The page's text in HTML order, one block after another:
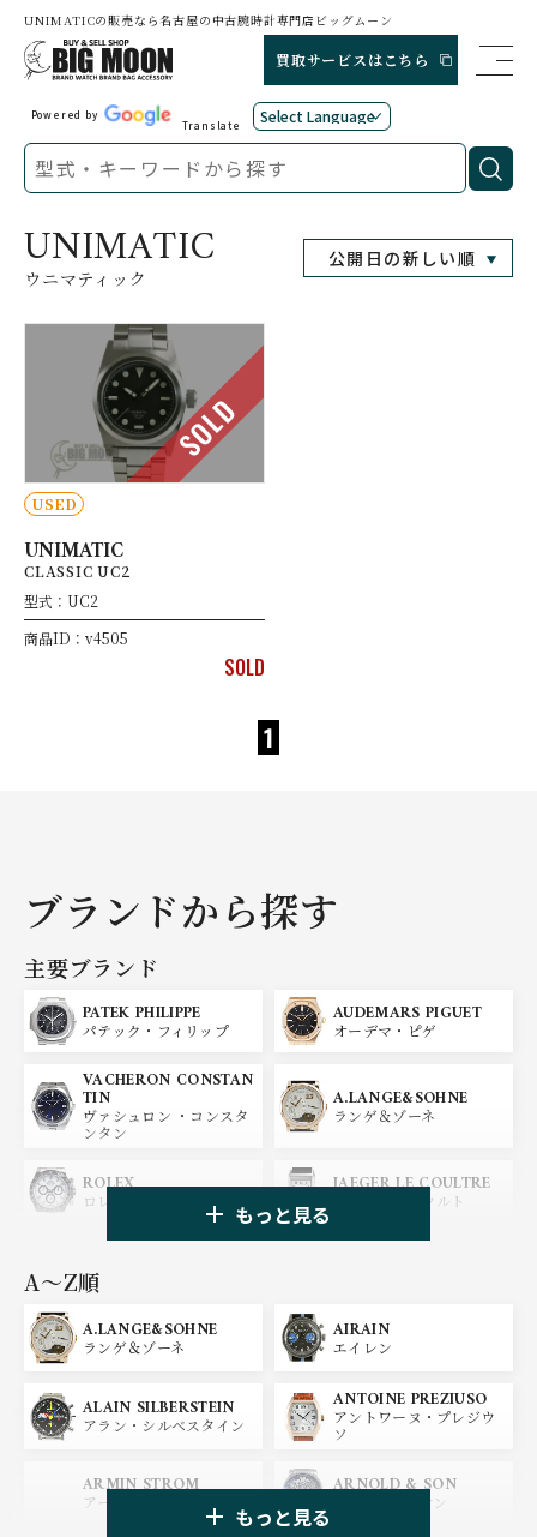
UNIMATICの販売なら名古屋の中古腕時計専門店ビッグムーン
買取サービスはこちら
Powered by
Translate
UNIMATIC
ウニマティック
SOLD
USED
UNIMATIC
CLASSIC UC2
型式：UC2
商品ID：v4505
SOLD
1
ブランドから探す
主要ブランド
PATEK PHILIPPE
パテック・フィリップ
AUDEMARS PIGUET
オーデマ・ピゲ
VACHERON CONSTAN
TIN
ヴァシュロン ・コンスタ
ンタン
A.LANGE&SOHNE
ランゲ＆ゾーネ
ROLEX
ロレックス
JAEGER LE COULTRE
ジャガー・ルクルト
パネライ
OMEGA
オメガ
BREGUET
ブレゲ
BLANCPAIN
ブランパン
BREITLING
ブライトリング
HUBLOT
ウブロ
ZENITH
もっと見る
A〜Z順
A.LANGE&SOHNE
ランゲ＆ゾーネ
AIRAIN
エイレン
ALAIN SILBERSTEIN
アラン・シルベスタイン
ANTOINE PREZIUSO
アントワーヌ・プレジウ
ソ
ARMIN STROM
アーミン・シュトローム
ARNOLD & SON
アーノルド&サン
もっと見る